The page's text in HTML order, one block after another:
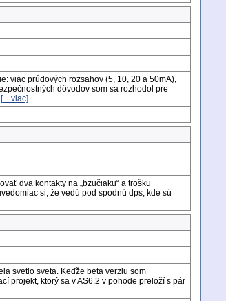
viac prúdových rozsahov (5, 10, 20 a 50mA),
dôvodov som sa rozhodol pre
[....viac]
dva kontakty na „bzučiaku“ a trošku
si, že vedú pod spodnú dps, kde sú
svetlo sveta. Keďže beta verziu som
projekt, ktorý sa v AS6.2 v pohode preloží s pár